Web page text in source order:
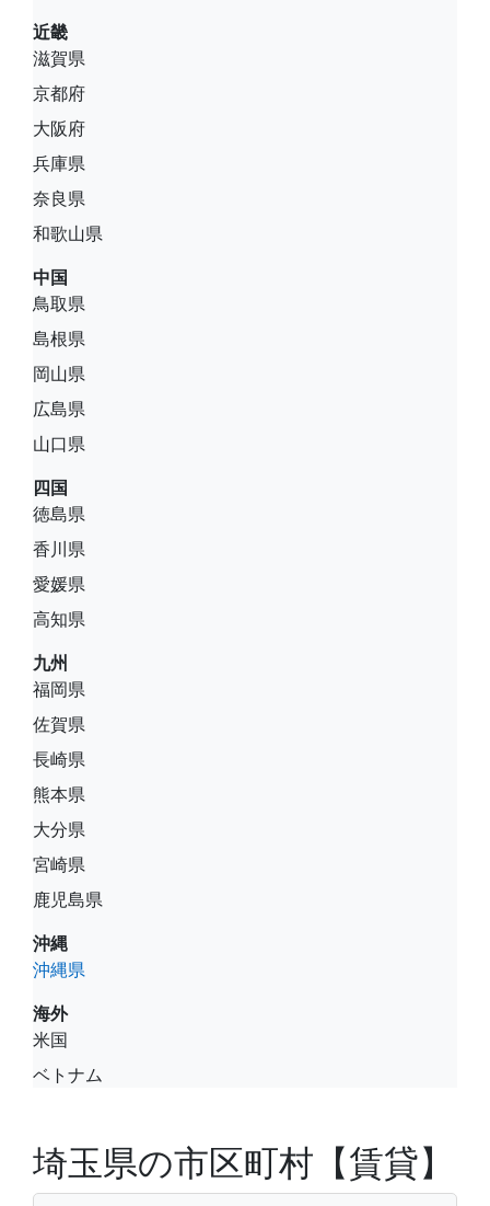
近畿
滋賀県
京都府
大阪府
兵庫県
奈良県
和歌山県
中国
鳥取県
島根県
岡山県
広島県
山口県
四国
徳島県
香川県
愛媛県
高知県
九州
福岡県
佐賀県
長崎県
熊本県
大分県
宮崎県
鹿児島県
沖縄
沖縄県
海外
米国
ベトナム
埼玉県の市区町村【賃貸】